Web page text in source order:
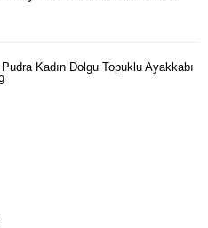
Kadın Dolgu Topuklu Ayakkabı